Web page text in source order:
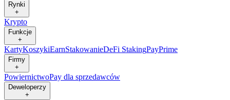
Rynki
+
Krypto
Funkcje
+
KartyKoszykiEarnStakowanieDeFi StakingPayPrime
Firmy
+
PowiernictwoPay dla sprzedawców
Deweloperzy
+